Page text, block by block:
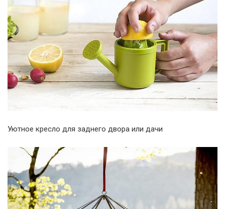
Уютное кресло для заднего двора или дачи